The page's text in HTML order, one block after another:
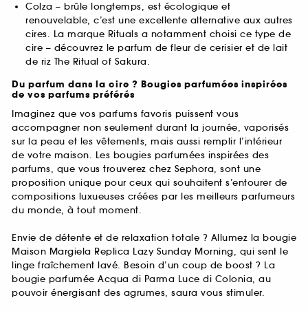
Colza – brûle longtemps, est écologique et
renouvelable, c’est une excellente alternative aux autres
cires. La marque Rituals a notamment choisi ce type de
cire – découvrez le parfum de fleur de cerisier et de lait
de riz The Ritual of Sakura.
Du parfum dans la cire ? Bougies parfumées inspirées
de vos parfums préférés
Imaginez que vos parfums favoris puissent vous
accompagner non seulement durant la journée, vaporisés
sur la peau et les vêtements, mais aussi remplir l’intérieur
de votre maison. Les bougies parfumées inspirées des
parfums, que vous trouverez chez Sephora, sont une
proposition unique pour ceux qui souhaitent s’entourer de
compositions luxueuses créées par les meilleurs parfumeurs
du monde, à tout moment.
Envie de détente et de relaxation totale ? Allumez la bougie
Maison Margiela Replica Lazy Sunday Morning, qui sent le
linge fraîchement lavé. Besoin d’un coup de boost ? La
bougie parfumée Acqua di Parma Luce di Colonia, au
pouvoir énergisant des agrumes, saura vous stimuler.